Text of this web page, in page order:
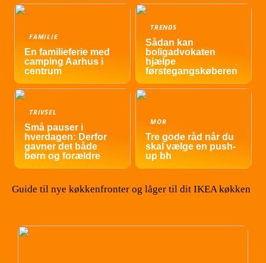
FAMILIE
En familieferie med
camping Aarhus i
centrum
TRENDS
Sådan kan
boligadvokaten
hjælpe
førstegangskøberen
TRIVSEL
Små pauser i
hverdagen: Derfor
gavner det både
børn og forældre
MOR
Tre gode råd når du
skal vælge en push-
up bh
Guide til nye køkkenfronter og låger til dit IKEA køkken